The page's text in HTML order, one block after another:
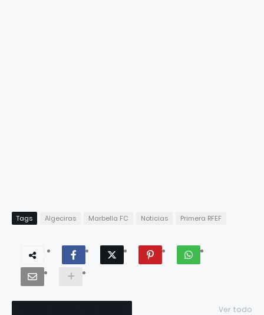
Tags Algeciras Marbella FC Noticias Primera RFEF
Ver todo